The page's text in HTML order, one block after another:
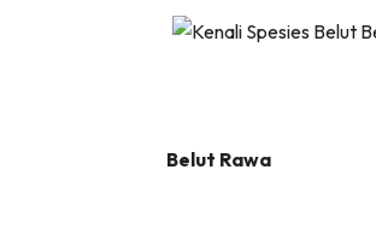
Belut Rawa